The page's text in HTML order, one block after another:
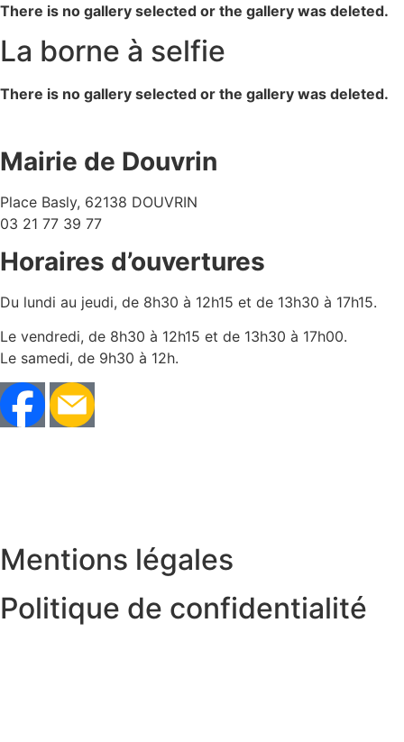
There is no gallery selected or the gallery was deleted.
La borne à selfie
There is no gallery selected or the gallery was deleted.
Mairie de Douvrin
Place Basly, 62138 DOUVRIN
03 21 77 39 77
Horaires d’ouvertures
Du lundi au jeudi, de 8h30 à 12h15 et de 13h30 à 17h15.
Le vendredi, de 8h30 à 12h15 et de 13h30 à 17h00.
Le samedi, de 9h30 à 12h.
Mentions légales
Politique de confidentialité